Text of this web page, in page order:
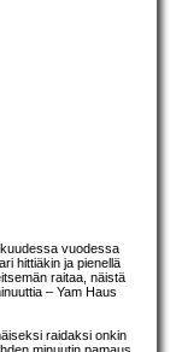
vuodessa
hittiäkin ja pienellä
raitaa, näistä
– Yam Haus
raidaksi onkin